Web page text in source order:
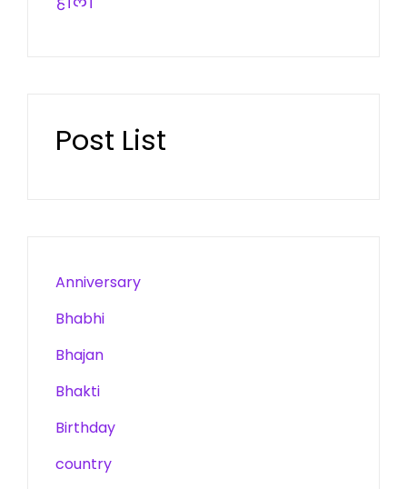
Post List
Anniversary
Bhabhi
Bhajan
Bhakti
Birthday
country